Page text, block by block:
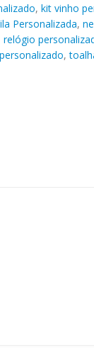
, kit vinho
Personalizada,
relógio
,